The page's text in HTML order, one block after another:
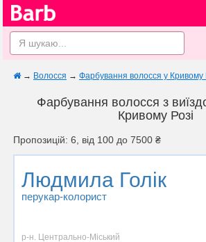
→ Волосся → Фарбування волосся у Кривому
Фарбування волосся з
Кривому Розі
Пропозицій: 6, від 100 до 7500 ₴
Людмила Голік
перукар-колорист
р-н. Центрально-Міський